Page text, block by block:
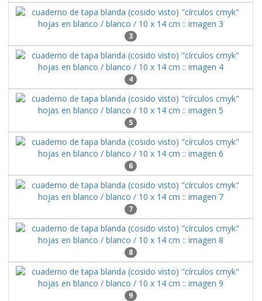
3
4
5
6
7
8
9